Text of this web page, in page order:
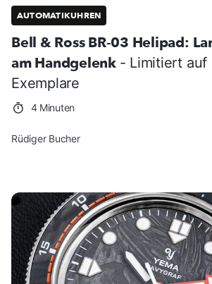
AUTOMATIKUHREN
Bell & Ross BR-03 Helipad:
am Handgelenk - Limitiert auf
Exemplare
4 Minuten
Rüdiger Bucher